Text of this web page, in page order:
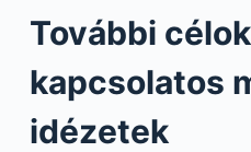
További
kapcsolatos
idézetek